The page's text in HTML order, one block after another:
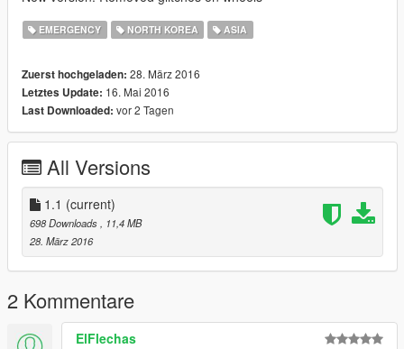
EMERGENCY NORTH KOREA ASIA
Zuerst hochgeladen: 28. März 2016
Letztes Update: 16. Mai 2016
Last Downloaded: vor 2 Tagen
All Versions
1.1 (current)
698 Downloads
, 11,4 MB
28. März 2016
2 Kommentare
ElFlechas